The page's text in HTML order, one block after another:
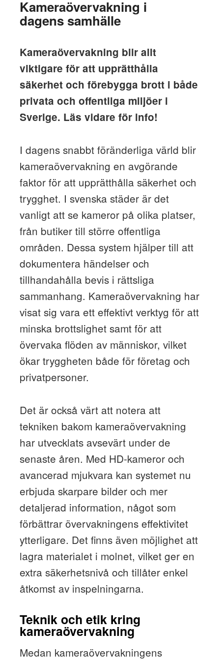
Kameraövervakning i
dagens samhälle
Kameraövervakning blir allt
viktigare för att upprätthålla
säkerhet och förebygga brott i både
privata och offentliga miljöer i
Sverige. Läs vidare för info!
I dagens snabbt föränderliga värld blir
kameraövervakning en avgörande
faktor för att upprätthålla säkerhet och
trygghet. I svenska städer är det
vanligt att se kameror på olika platser,
från butiker till större offentliga
områden. Dessa system hjälper till att
dokumentera händelser och
tillhandahålla bevis i rättsliga
sammanhang. Kameraövervakning har
visat sig vara ett effektivt verktyg för att
minska brottslighet samt för att
övervaka flöden av människor, vilket
ökar tryggheten både för företag och
privatpersoner.
Det är också värt att notera att
tekniken bakom kameraövervakning
har utvecklats avsevärt under de
senaste åren. Med HD-kameror och
avancerad mjukvara kan systemet nu
erbjuda skarpare bilder och mer
detaljerad information, något som
förbättrar övervakningens effektivitet
ytterligare. Det finns även möjlighet att
lagra materialet i molnet, vilket ger en
extra säkerhetsnivå och tillåter enkel
åtkomst av inspelningarna.
Teknik och etik kring
kameraövervakning
Medan kameraövervakningens